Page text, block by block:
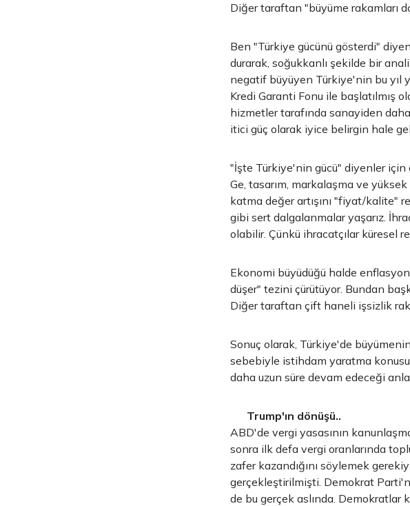
Diğer taraftan "büyüme rakamları
Ben "Türkiye gücünü gösterdi"
durarak, soğukkanlı şekilde bir
negatif büyüyen Türkiye'nin bu yıl
Kredi Garanti Fonu ile başlatılmış
hizmetler tarafında sanayiden
itici güç olarak iyice belirgin hale
"İşte Türkiye'nin gücü" diyenler için
Ge, tasarım, markalaşma ve
katma değer artışını "fiyat/kalite"
gibi sert dalgalanmalar yaşarız.
olabilir. Çünkü ihracatçılar küresel
Ekonomi büyüdüğü halde
düşer" tezini çürütüyor. Bundan
Diğer taraftan çift haneli işsizlik
Sonuç olarak, Türkiye'de
sebebiyle istihdam yaratma
daha uzun süre devam edeceği
Trump'ın dönüşü..
ABD'de vergi yasasının
sonra ilk defa vergi oranlarında
zafer kazandığını söylemek
gerçekleştirilmişti. Demokrat
de bu gerçek aslında. Demokratlar